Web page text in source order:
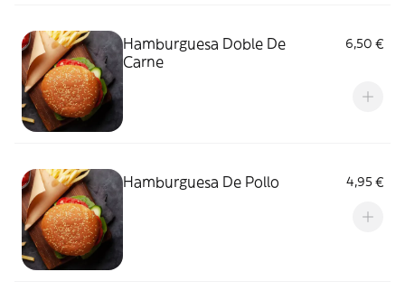
Hamburguesa Doble De
Carne
6,50 €
Hamburguesa De Pollo 4,95 €